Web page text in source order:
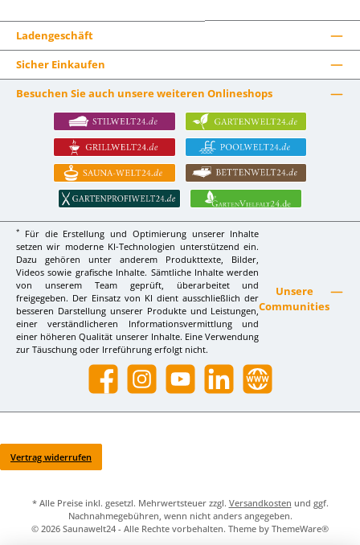
Ladengeschäft
Sicher Einkaufen
Besuchen Sie auch unsere weiteren Onlineshops
*
Für die Erstellung und Optimierung unserer Inhalte
setzen wir moderne KI-Technologien unterstützend ein.
Dazu gehören unter anderem Produkttexte, Bilder,
Videos sowie grafische Inhalte. Sämtliche Inhalte werden
von unserem Team geprüft, überarbeitet und
freigegeben. Der Einsatz von KI dient ausschließlich der
besseren Darstellung unserer Produkte und Leistungen,
einer verständlicheren Informationsvermittlung und
einer höheren Qualität unserer Inhalte. Eine Verwendung
zur Täuschung oder Irreführung erfolgt nicht.
Unsere
Communities
Facebook InstagramYouTube LinkedIn Website
Vertrag widerrufen
* Alle Preise inkl. gesetzl. Mehrwertsteuer zzgl. Versandkosten und ggf.
Nachnahmegebühren, wenn nicht anders angegeben.
© 2026 Saunawelt24 - Alle Rechte vorbehalten. Theme by ThemeWare®